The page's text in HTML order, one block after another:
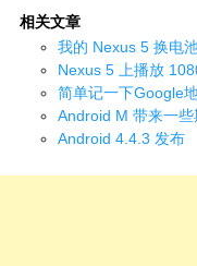
相关文章
我的 Nexus 5 换电
Nexus 5 上播放
简单记一下Google
Android M 带来一
Android 4.4.3 发布